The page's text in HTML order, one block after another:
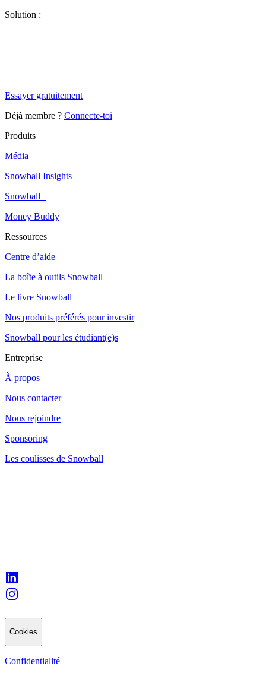
Solution :
Essayer gratuitement
Déjà membre ? Connecte-toi
Produits
Média
Snowball Insights
Snowball+
Money Buddy
Ressources
Centre d’aide
La boîte à outils Snowball
Le livre Snowball
Nos produits préférés pour investir
Snowball pour les étudiant(e)s
Entreprise
À propos
Nous contacter
Nous rejoindre
Sponsoring
Les coulisses de Snowball
Cookies
Confidentialité